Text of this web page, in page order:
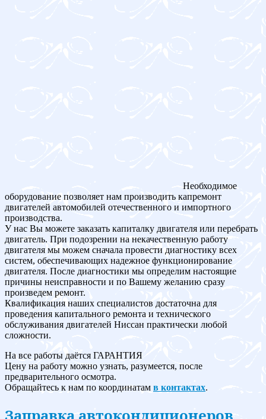
Необходимое
оборудование позволяет нам производить капремонт
двигателей автомобилей отечественного и импортного
производства.
У нас Вы можете заказать капиталку двигателя или перебрать
двигатель. При подозрении на некачественную работу
двигателя мы можем сначала провести диагностику всех
систем, обеспечивающих надежное функционирование
двигателя. После диагностики мы определим настоящие
причины неисправности и по Вашему желанию сразу
произведем ремонт.
Квалификация наших специалистов достаточна для
проведения капитального ремонта и технического
обслуживания двигателей Ниссан практически любой
сложности.
На все работы даётся ГАРАНТИЯ
Цену на работу можно узнать, разумеется, после
предварительного осмотра.
Обращайтесь к нам по координатам в контактах.